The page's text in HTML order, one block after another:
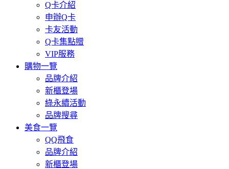
Q卡介紹
申辦Q卡
卡友活動
Q卡集點贈
VIP服務
購物一覽
品牌介紹
新櫃登場
綠永續活動
品牌搜尋
美食一覽
QQ飛食
品牌介紹
新櫃登場